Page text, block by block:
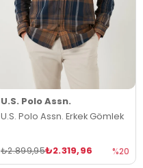
U.S. Polo Assn.
U.S. Polo Assn. Erkek Gömlek
₺2.319,96
₺2.899,95 %20